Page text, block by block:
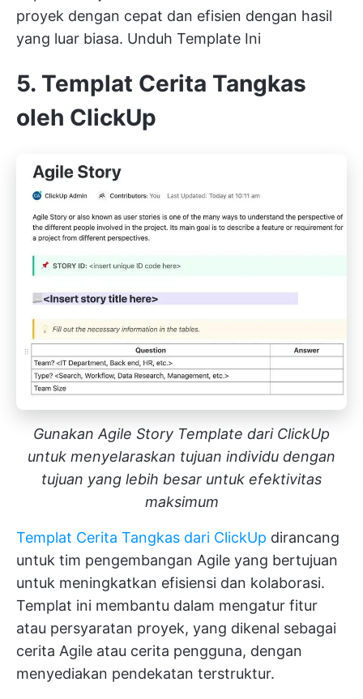
proyek dengan cepat dan efisien dengan hasil
yang luar biasa. Unduh Template Ini
5. Templat Cerita Tangkas
oleh ClickUp
Gunakan Agile Story Template dari ClickUp
untuk menyelaraskan tujuan individu dengan
tujuan yang lebih besar untuk efektivitas
maksimum
Templat Cerita Tangkas dari ClickUp dirancang
untuk tim pengembangan Agile yang bertujuan
untuk meningkatkan efisiensi dan kolaborasi.
Templat ini membantu dalam mengatur fitur
atau persyaratan proyek, yang dikenal sebagai
cerita Agile atau cerita pengguna, dengan
menyediakan pendekatan terstruktur.